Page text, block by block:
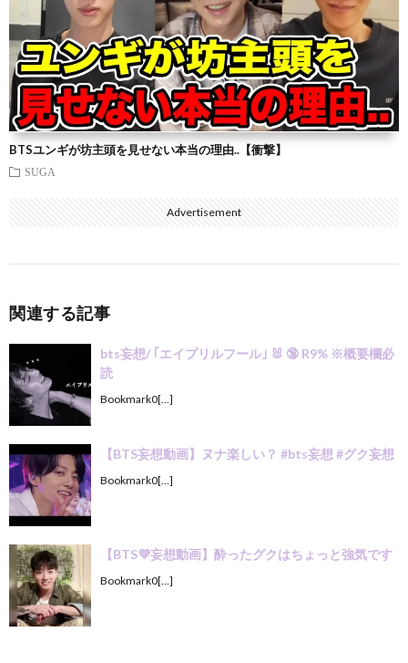
BTSユンギが坊主頭を見せない本当の理由..【衝撃】
SUGA
Advertisement
関連する記事
bts妄想/ ｢エイプリルフール｣ 🐰 🔞 R9% ※概要欄必
読
Bookmark0[…]
【BTS妄想動画】ヌナ楽しい？ #bts妄想 #グク妄想
Bookmark0[…]
【BTS💜‪妄想動画】酔ったグクはちょっと強気です
Bookmark0[…]